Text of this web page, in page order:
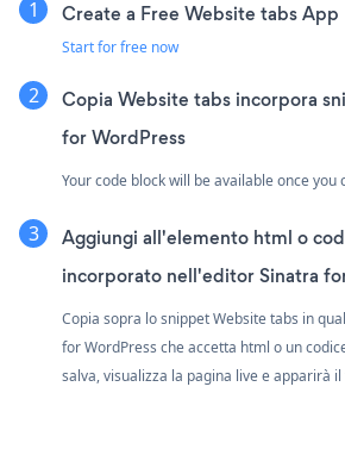
Create a Free Website tabs App
Start for free now
Copia Website tabs incorpora
for WordPress
Your code block will be available once you
Aggiungi all'elemento html o
incorporato nell'editor Sinatra
Copia sopra lo snippet Website tabs in
for WordPress che accetta html o un
salva, visualizza la pagina live e apparirà